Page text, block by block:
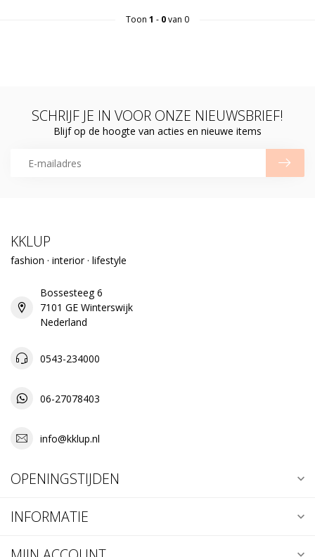
Toon 1 - 0van 0
SCHRIJF JE IN VOOR ONZE NIEUWSBRIEF!
Blijf op de hoogte van acties en nieuwe items
KKLUP
fashion · interior · lifestyle
Bossesteeg 6
7101 GE Winterswijk
Nederland
0543-234000
06-27078403
info@kklup.nl
OPENINGSTIJDEN
INFORMATIE